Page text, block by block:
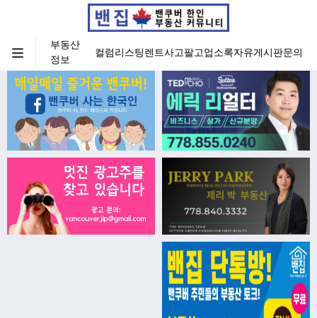
부동산
정보
컬럼리스팅렌트사고팔고업소록자유게시판문의